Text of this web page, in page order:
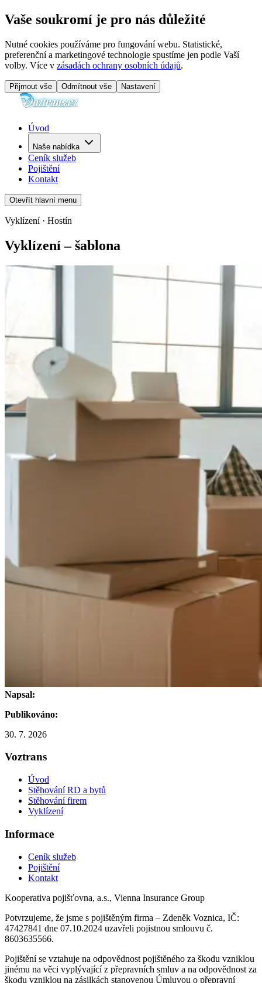
Vaše soukromí je pro nás důležité
Nutné cookies používáme pro fungování webu. Statistické,
preferenční a marketingové technologie spustíme jen podle Vaší
volby. Více v zásadách ochrany osobních údajů.
Přijmout vše Odmítnout vše Nastavení
Úvod
Naše nabídka
Ceník služeb
Pojištění
Kontakt
Otevřít hlavní menu
Vyklízení · Hostín
Vyklízení – šablona
Napsal:
Publikováno:
30. 7. 2026
Voztrans
Úvod
Stěhování RD a bytů
Stěhování firem
Vyklízení
Informace
Ceník služeb
Pojištění
Kontakt
Kooperativa pojišťovna, a.s., Vienna Insurance Group
Potvrzujeme, že jsme s pojištěným firma – Zdeněk Voznica, IČ:
47427841 dne 07.10.2024 uzavřeli pojistnou smlouvu č.
8603635566.
Pojištění se vztahuje na odpovědnost pojištěného za škodu vzniklou
jinému na věci vyplývající z přepravních smluv a na odpovědnost za
škodu vzniklou na zásilkách stanovenou Úmluvou o přepravní